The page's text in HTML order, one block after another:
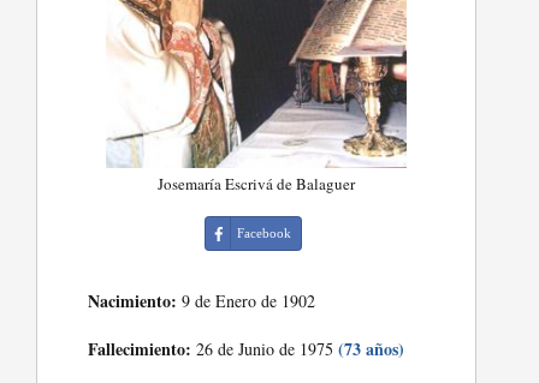
Josemaría Escrivá de Balaguer
Facebook
Nacimiento: 9 de Enero de 1902
Fallecimiento: 26 de Junio de 1975(73 años)